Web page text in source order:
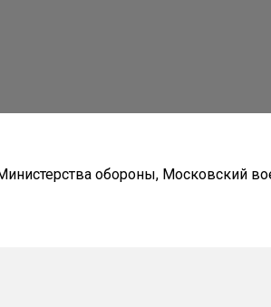
обороны, Московский